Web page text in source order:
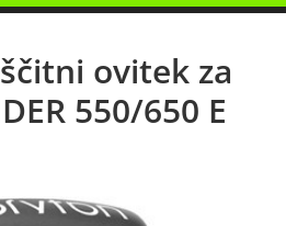
ovitek za
550/650 E